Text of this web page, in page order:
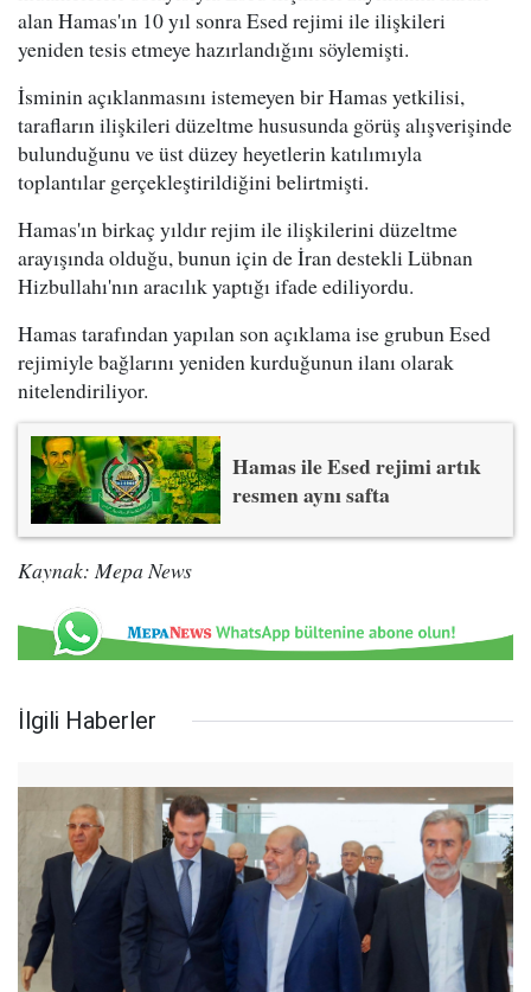
alan Hamas'ın 10 yıl sonra Esed rejimi ile ilişkileri
yeniden tesis etmeye hazırlandığını söylemişti.
İsminin açıklanmasını istemeyen bir Hamas yetkilisi,
tarafların ilişkileri düzeltme hususunda görüş alışverişinde
bulunduğunu ve üst düzey heyetlerin katılımıyla
toplantılar gerçekleştirildiğini belirtmişti.
Hamas'ın birkaç yıldır rejim ile ilişkilerini düzeltme
arayışında olduğu, bunun için de İran destekli Lübnan
Hizbullahı'nın aracılık yaptığı ifade ediliyordu.
Hamas tarafından yapılan son açıklama ise grubun Esed
rejimiyle bağlarını yeniden kurduğunun ilanı olarak
nitelendiriliyor.
Hamas ile Esed rejimi artık
resmen aynı safta
Kaynak: Mepa News
İlgili Haberler